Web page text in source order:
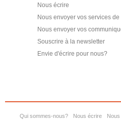
Nous écrire
Nous envoyer vos services de
Nous envoyer vos
Souscrire à la newsletter
Envie d'écrire pour nous?
Qui sommes-nous? Nous écrire